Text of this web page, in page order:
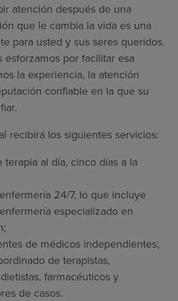
atención después de una
que le cambia la vida es una
para usted y sus seres queridos.
esforzamos por facilitar esa
la experiencia, la atención
confiable en la que su
recibirá los siguientes servicios:
terapia al día, cinco días a la
24/7, lo que incluye
especializado en
de médicos independientes;
de terapistas,
farmacéuticos y
de casos.